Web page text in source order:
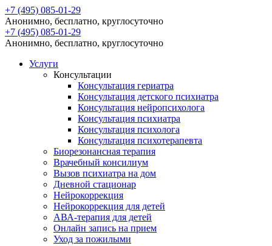
+7 (495) 085-01-29
Анонимно, бесплатно, круглосуточно
+7 (495) 085-01-29
Анонимно, бесплатно, круглосуточно
Услуги
Консультации
Консультация гериатра
Консультация детского психиатра
Консультация нейропсихолога
Консультация психиатра
Консультация психолога
Консультация психотерапевта
Биорезонансная терапия
Врачебный консилиум
Вызов психиатра на дом
Дневной стационар
Нейрокоррекция
Нейрокоррекция для детей
АВА-терапия для детей
Онлайн запись на прием
Уход за пожилыми